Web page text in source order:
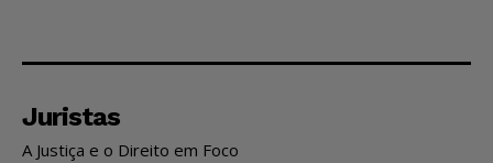
Juristas
A Justiça e o Direito em Foco